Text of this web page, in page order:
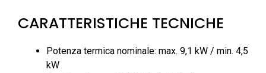
L'artistico
CARATTERISTICHE TECNICHE
Potenza termica nominale: max. 9,1 kW / min. 4,5
kW